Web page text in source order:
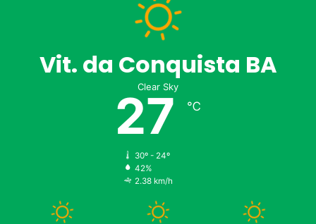
Vit. da Conquista BA
Clear Sky
27 ℃
30º - 24º
42%
2.38 km/h